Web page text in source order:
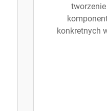
konkretnych